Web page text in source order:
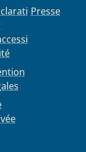
Presse